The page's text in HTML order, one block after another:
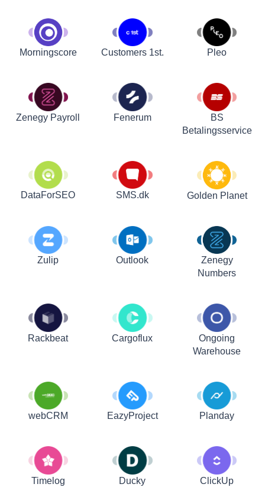
Morningscore Customers 1st. Pleo
Zenegy Payroll Fenerum
BS
Betalingsservice
DataForSEO SMS.dk Golden Planet
Zulip Outlook
Zenegy
Numbers
Rackbeat Cargoflux
Ongoing
Warehouse
webCRM EazyProject Planday
Timelog Ducky ClickUp